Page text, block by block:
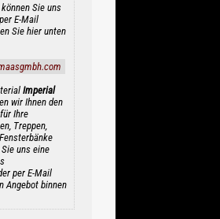
Sie uns
E-Mail
Sie hier unten
Imperial
wir Ihnen den
Ihre
Treppen,
uns eine
per E-Mail
Angebot binnen